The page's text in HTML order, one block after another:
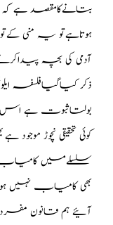
بتانےکامقصد ہے
ہوتاہےتو یہ منی
آدمی کی بچہ
ذکر کیاگیافلسفہ
بولتاثبوت ہے
کوئی تحقیقی نچوڑ
بھی کامیاب نہیں
آئیے ہم قانون